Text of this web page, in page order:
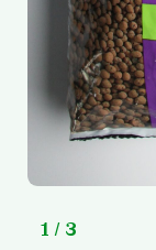
1 / 3